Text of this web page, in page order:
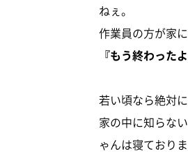
ねぇ。
作業員の方が家
『もう終わった
若い頃なら絶対
家の中に知らな
ゃんは寝ており